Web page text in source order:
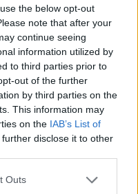
the below opt-out
note that after your
continue seeing
information utilized by
to third parties prior to
out of the further
by third parties on the
This information may
on the IAB’s List of
disclose it to other
Outs
odložím
dôvodmi sú